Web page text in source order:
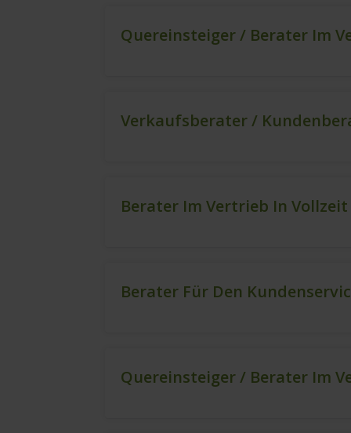
Quereinsteiger / Berater Im
Verkaufsberater /
Berater Im Vertrieb In
Berater Für Den
Quereinsteiger / Berater Im